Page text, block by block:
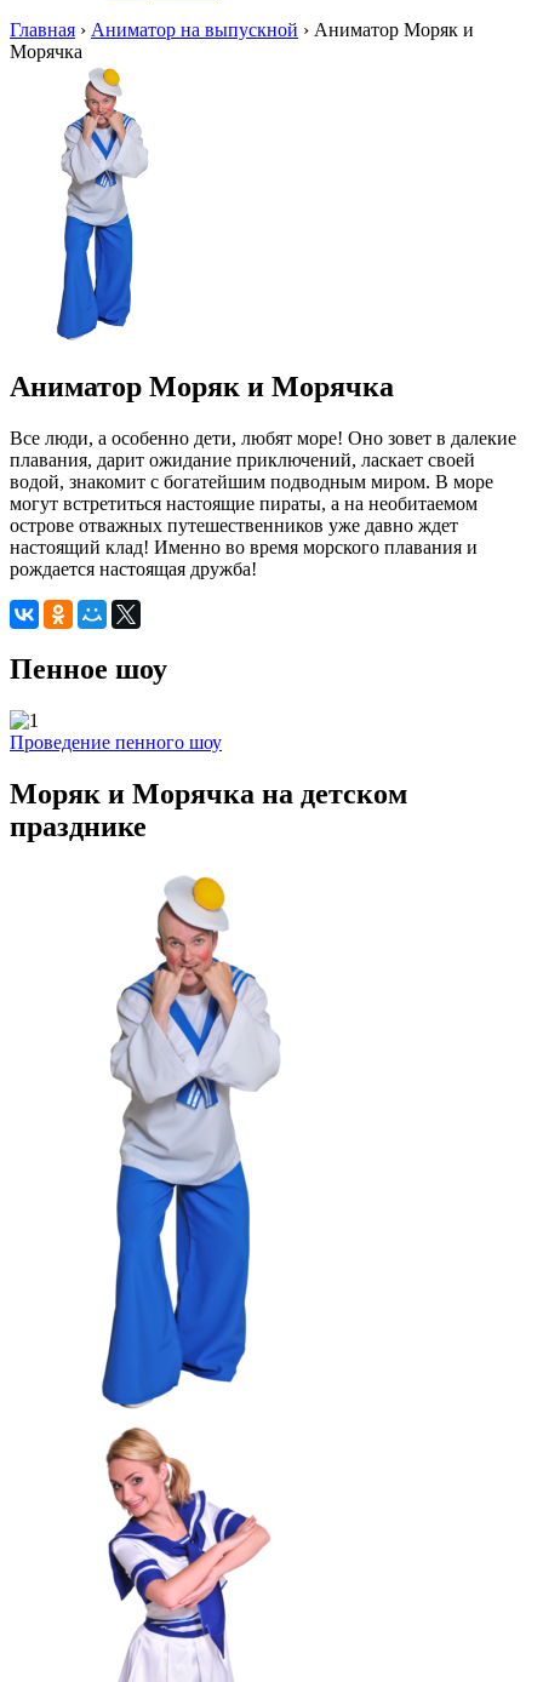
Главная › Аниматор на выпускной › Аниматор Моряк и
Морячка
Аниматор Моряк и Морячка
Все люди, а особенно дети, любят море! Оно зовет в далекие
плавания, дарит ожидание приключений, ласкает своей
водой, знакомит с богатейшим подводным миром. В море
могут встретиться настоящие пираты, а на необитаемом
острове отважных путешественников уже давно ждет
настоящий клад! Именно во время морского плавания и
рождается настоящая дружба!
Пенное шоу
Проведение пенного шоу
Моряк и Морячка на детском
празднике